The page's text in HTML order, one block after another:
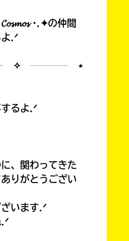
·.✦の仲間
.ᐟ
✧ ┈┈┈┈ ⋆
るよ.ᐟ
、関わってきた
りがとうござい
います.ᐟ